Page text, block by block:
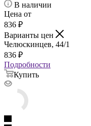
В наличии
Цена от
836 ₽
Варианты цен
Челюскинцев, 44/1
836 ₽
Подробности
Купить